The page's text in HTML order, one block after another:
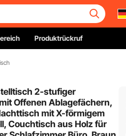
Produktrückruf
2-stufiger
Offenen Ablagefächern,
mit X-förmigem
Couchtisch aus Holz für